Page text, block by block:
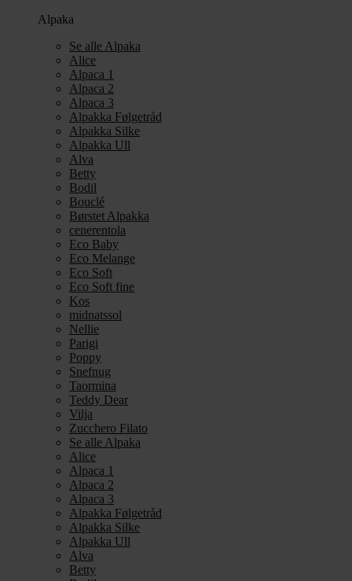
Alpaka
Se alle Alpaka
Alice
Alpaca 1
Alpaca 2
Alpaca 3
Alpakka Følgetråd
Alpakka Silke
Alpakka Ull
Alva
Betty
Bodil
Bouclé
Børstet Alpakka
cenerentola
Eco Baby
Eco Melange
Eco Soft
Eco Soft fine
Kos
midnatssol
Nellie
Parigi
Poppy
Snefnug
Taormina
Teddy Dear
Vilja
Zucchero Filato
Se alle Alpaka
Alice
Alpaca 1
Alpaca 2
Alpaca 3
Alpakka Følgetråd
Alpakka Silke
Alpakka Ull
Alva
Betty